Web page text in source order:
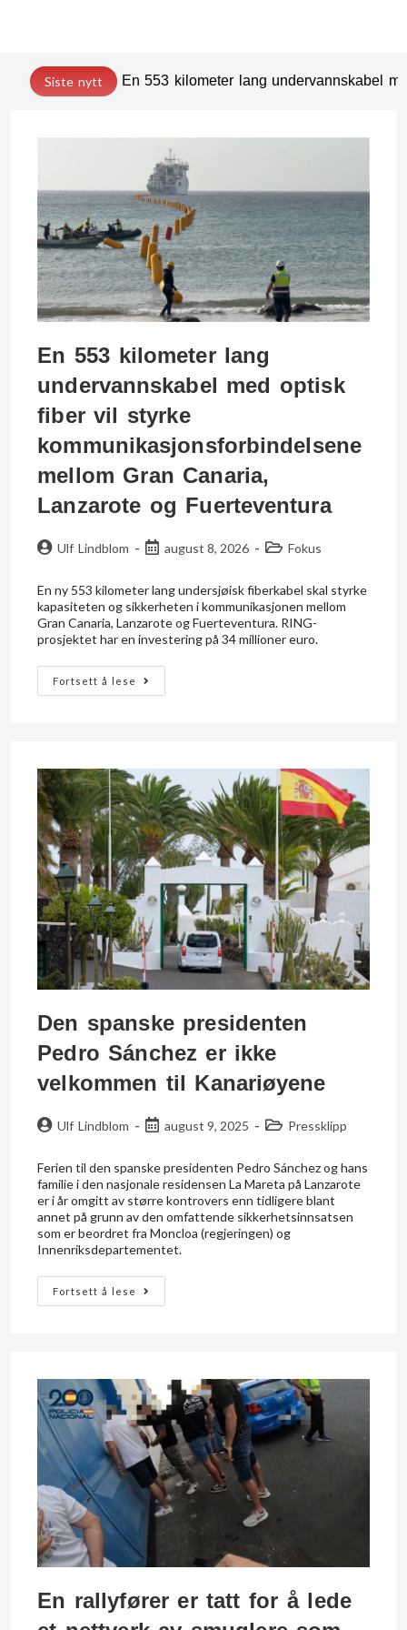
Siste nytt En 553 kilometer lang undervannskabel
En 553 kilometer lang
undervannskabel med optisk
fiber vil styrke
kommunikasjonsforbindelsene
mellom Gran Canaria,
Lanzarote og Fuerteventura
Ulf Lindblom august 8, 2026 Fokus
En ny 553 kilometer lang undersjøisk fiberkabel skal styrke
kapasiteten og sikkerheten i kommunikasjonen mellom
Gran Canaria, Lanzarote og Fuerteventura. RING-
prosjektet har en investering på 34 millioner euro.
Fortsett å lese
Den spanske presidenten
Pedro Sánchez er ikke
velkommen til Kanariøyene
Ulf Lindblom august 9, 2025 Pressklipp
Ferien til den spanske presidenten Pedro Sánchez og hans
familie i den nasjonale residensen La Mareta på Lanzarote
er i år omgitt av større kontrovers enn tidligere blant
annet på grunn av den omfattende sikkerhetsinnsatsen
som er beordret fra Moncloa (regjeringen) og
Innenriksdepartementet.
Fortsett å lese
En rallyfører er tatt for å lede